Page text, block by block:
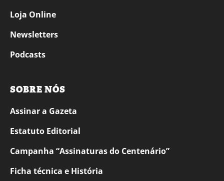
Loja Online
Newsletters
Podcasts
SOBRE NÓS
Assinar a Gazeta
Estatuto Editorial
Campanha “Assinaturas do Centenário”
Ficha técnica e História